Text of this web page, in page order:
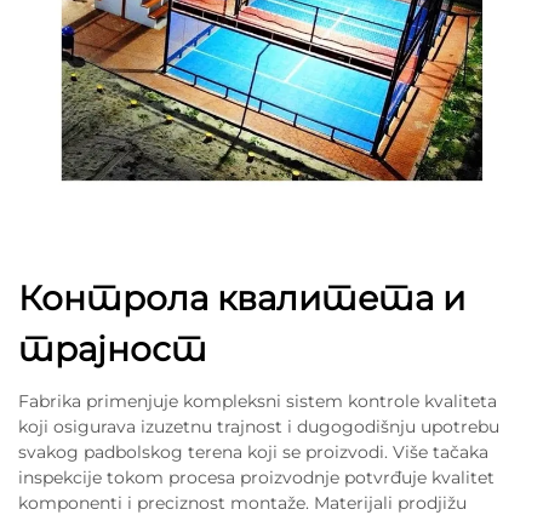
Контрола квалитета и
трајност
Fabrika primenjuje kompleksni sistem kontrole kvaliteta
koji osigurava izuzetnu trajnost i dugogodišnju upotrebu
svakog padbolskog terena koji se proizvodi. Više tačaka
inspekcije tokom procesa proizvodnje potvrđuje kvalitet
komponenti i preciznost montaže. Materijali prodjižu